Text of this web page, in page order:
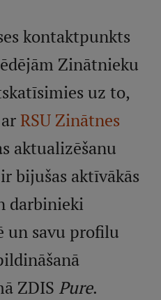
kontaktpunkts
Zinātnieku
uz to,
RSU Zinātnes
aktualizēšanu
bijušas aktīvākās
darbinieki
un savu profilu
ZDIS Pure.